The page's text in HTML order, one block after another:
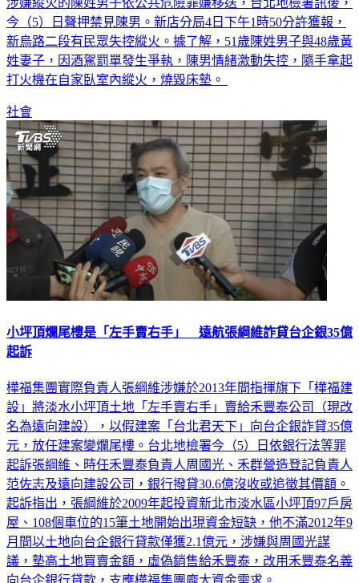
涉嫌縱火的陳姓男子依公共危險罪嫌移送，台北地檢署訊後，
今（5）日聲押禁見陳男。新店分局4日下午1時50分許獲報，
新烏路二段有民眾失控縱火。據了解，51歲陳姓男子與48歲黃
姓妻子，因酒駕罰單發生爭執，陳男情緒激動失控，隨手拿起
打火機在自家臥室內縱火，燒毀床墊。
社會
小坪頂爛尾樓是「左手賣右手」 遠航張綱維詐貸台企銀35億
起訴
樺福集團實際負責人張綱維涉嫌於2013年間指揮旗下「樺福建
設」將淡水小坪頂土地「左手賣右手」賣給禾豐泰公司（現改
名為遠向建設），以假建案「台北君天下」向台企銀詐貸35億
元，放任建案變爛尾樓。台北地檢署今（5）日依銀行法等罪
起訴張綱維、時任禾豐泰負責人周國光、禾群營造登記負責人
范佐志及遠向建設公司，銀行撥貸30.6億沒收或追徵其價額。
起訴指出，張綱維於2009年起投資新北市淡水區小坪頂97戶房
屋、108個車位的15筆土地開始出現資金短缺，他不滿2012年9
月間以土地向台企銀行貸款僅獲2.1億元，涉嫌與周國光謀
議，墊高土地買賣金額，虛偽銷售給禾豐泰，改用禾豐泰名義
向台企銀行貸款，支應樺福集團龐大資金需求。